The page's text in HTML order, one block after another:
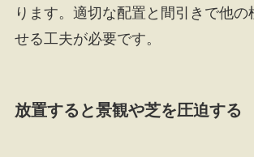
ります。適切な配置と間引きで他の
せる工夫が必要です。
放置すると景観や芝を圧迫する